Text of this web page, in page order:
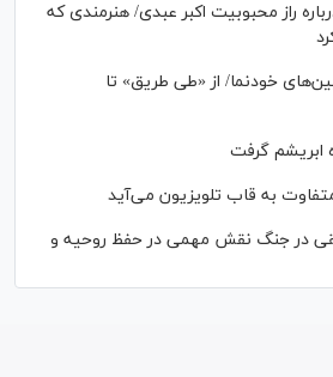
راز محبوبیت اکبر عبدی/ هنرمندی که
خودنما/ از «طی طریق» تا
به قاب تلویزیون می‌آید
در جنگ نقش مهمی در حفظ روحیه و